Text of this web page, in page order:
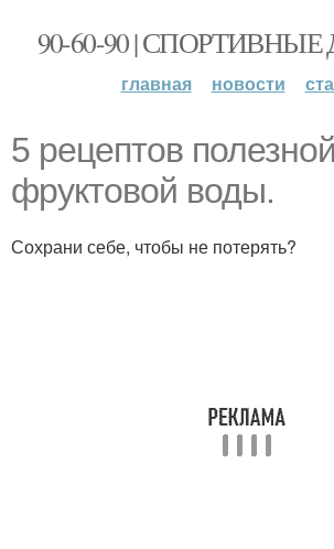
90-60-90 |
главная новости
5 рецептов полезной
фруктовой воды.
Сохрани себе, чтобы не потерять?